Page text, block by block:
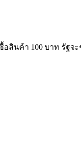
สินค้า 100 บาท รั